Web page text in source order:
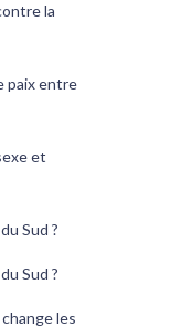
la
paix entre
et
Sud ?
Sud ?
les